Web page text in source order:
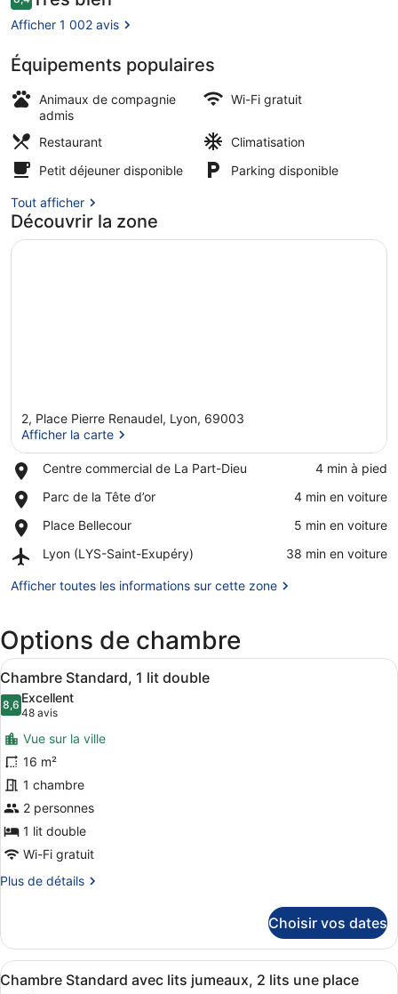
Part
Dieu
Petit déjeuner buffet servi tous les
voyageurs
8,4 sur 10
Afficher 1 002 avis
Équipements populaires
Animaux de compagnie
admis
Wi-Fi gratuit
Restaurant
Climatisation
Petit déjeuner disponible
Parking disponible
Tout afficher
Découvrir la zone
2, Place Pierre Renaudel, Lyon, 69003
Afficher la carte
Centre commercial de La Part-Dieu
Place,
commercial
La
Part-
Dieu
‪4 min à pied‬
Parc de la Tête d’or
Place,
de
Tête
‪4 min en voiture‬
Place Bellecour
Place,
Bellecour
‪5 min en voiture‬
Lyon (LYS-Saint-Exupéry)
Airport,
(LYS-
‪38 min en voiture‬
Afficher toutes les informations sur cette zone
Options de chambre
Afficher
toutes
les
photos
pour
ce
type
de
chambre :
Chambre
Standard,
1
double
Une chambre d’hôtel avec un
11
Chambre Standard, 1 lit double
8,68,6 sur 10
Excellent
48 avis
(48 avis)
Vue sur la ville
16 m²
1 chambre
2 personnes
1 lit double
Wi-Fi gratuit
Plus de détails
Plus
le
type
de
Choisir vos dates
Afficher
Une chambre d’hôtel avec un lit,
8
Chambre Standard avec lits jumeaux, 2 lits une place